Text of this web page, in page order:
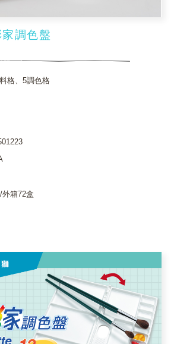
調色盤
格、5調色格
箱72盒